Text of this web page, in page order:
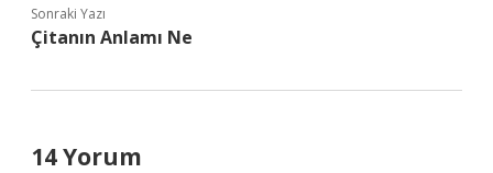
Sonraki Yazı
Çitanın Anlamı Ne
14 Yorum